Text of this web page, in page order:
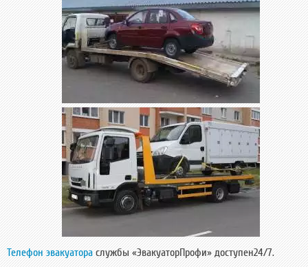
Телефон эвакуатора службы «ЭвакуаторПрофи» доступен24/7.